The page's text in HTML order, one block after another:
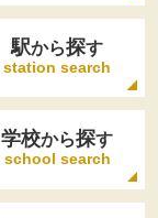
駅から探す
station search
学校から探す
school search